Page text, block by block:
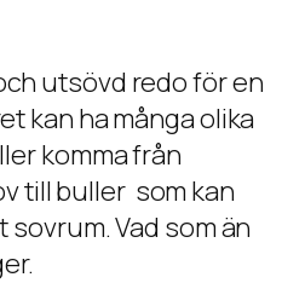
utsövd redo för en
kan ha många olika
komma från
till buller som kan
Vad som än